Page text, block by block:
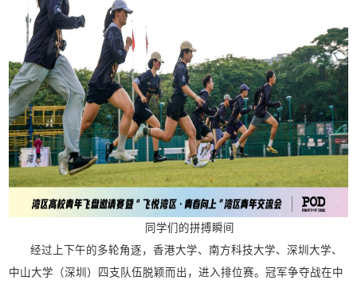
同学们的拼搏瞬间
经过上下午的多轮角逐，香港大学、南方科技大学、深圳大学、
中山大学（深圳）四支队伍脱颖而出，进入排位赛。冠军争夺战在中